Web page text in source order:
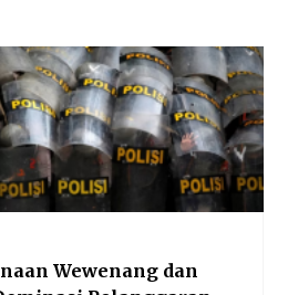
Wewenang dan